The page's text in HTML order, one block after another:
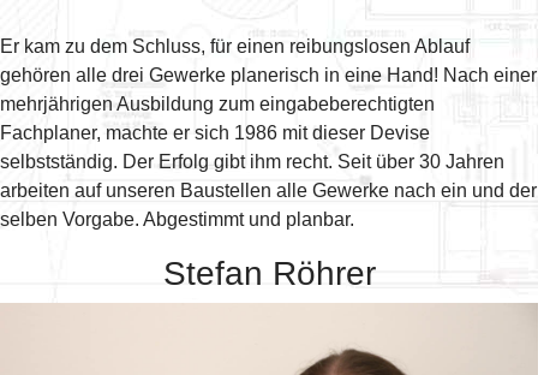
Er kam zu dem Schluss, für einen reibungslosen Ablauf
gehören alle drei Gewerke planerisch in eine Hand! Nach einer
mehrjährigen Ausbildung zum eingabeberechtigten
Fachplaner, machte er sich 1986 mit dieser Devise
selbstständig. Der Erfolg gibt ihm recht. Seit über 30 Jahren
arbeiten auf unseren Baustellen alle Gewerke nach ein und der
selben Vorgabe. Abgestimmt und planbar.
Stefan Röhrer